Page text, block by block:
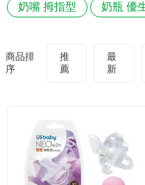
保健／營養品
醫材用品
美容／個人清潔
食品／健康食補
收藏清單
紅利點數查詢
優惠券領取
優惠券查詢
奶嘴 拇指型 奶瓶 優
商品排
序
推
薦
最
新